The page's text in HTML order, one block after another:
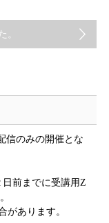
。
信のみの開催とな
前までに受講用Z
があります。